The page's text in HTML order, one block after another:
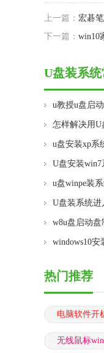
上一篇： 宏碁
下一篇： win10
U盘装系
u盘安装xp系
u盘winpe装
w8u盘启动
热门推荐
电脑软件开
无线鼠标